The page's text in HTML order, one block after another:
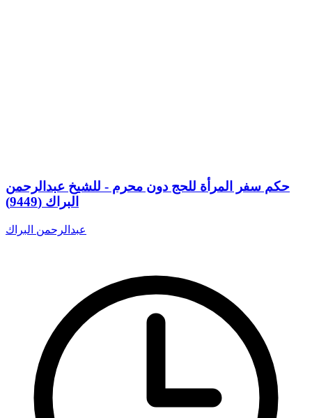
حكم سفر المرأة للحج دون محرم - للشيخ عبدالرحمن
البراك (9449)
عبدالرحمن البراك